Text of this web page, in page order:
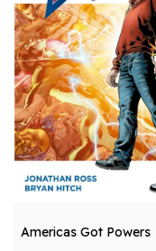
Americas Got Powers